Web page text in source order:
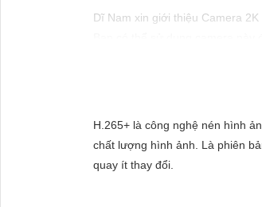
Dĩ Nam xin giới thiệu Camera
H.265+ là công nghệ nén hình
chất lượng hình ảnh. Là phiên
quay ít thay đổi.